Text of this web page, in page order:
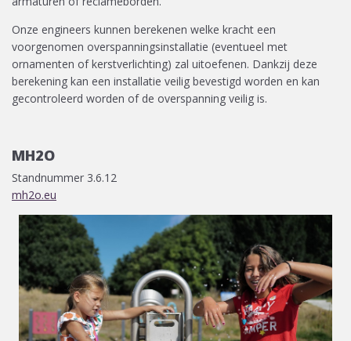
Onze engineers kunnen berekenen welke kracht een
voorgenomen overspanningsinstallatie (eventueel met
ornamenten of kerstverlichting) zal uitoefenen. Dankzij deze
berekening kan een installatie veilig bevestigd worden en kan
gecontroleerd worden of de overspanning veilig is.
MH2O
Standnummer 3.6.12
mh2o.eu